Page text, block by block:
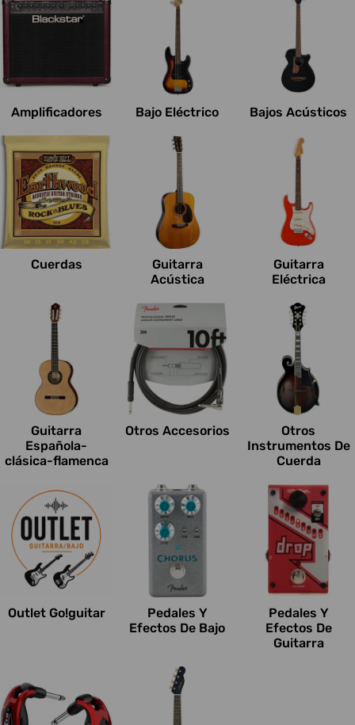
e
s
:
Amplificadores Bajo Eléctrico Bajos Acústicos
Cuerdas
Guitarra
Acústica
Guitarra
Eléctrica
Guitarra
Española-
clásica-flamenca
Otros Accesorios
Otros
Instrumentos De
Cuerda
Outlet Go!guitar
Pedales Y
Efectos De Bajo
Pedales Y
Efectos De
Guitarra